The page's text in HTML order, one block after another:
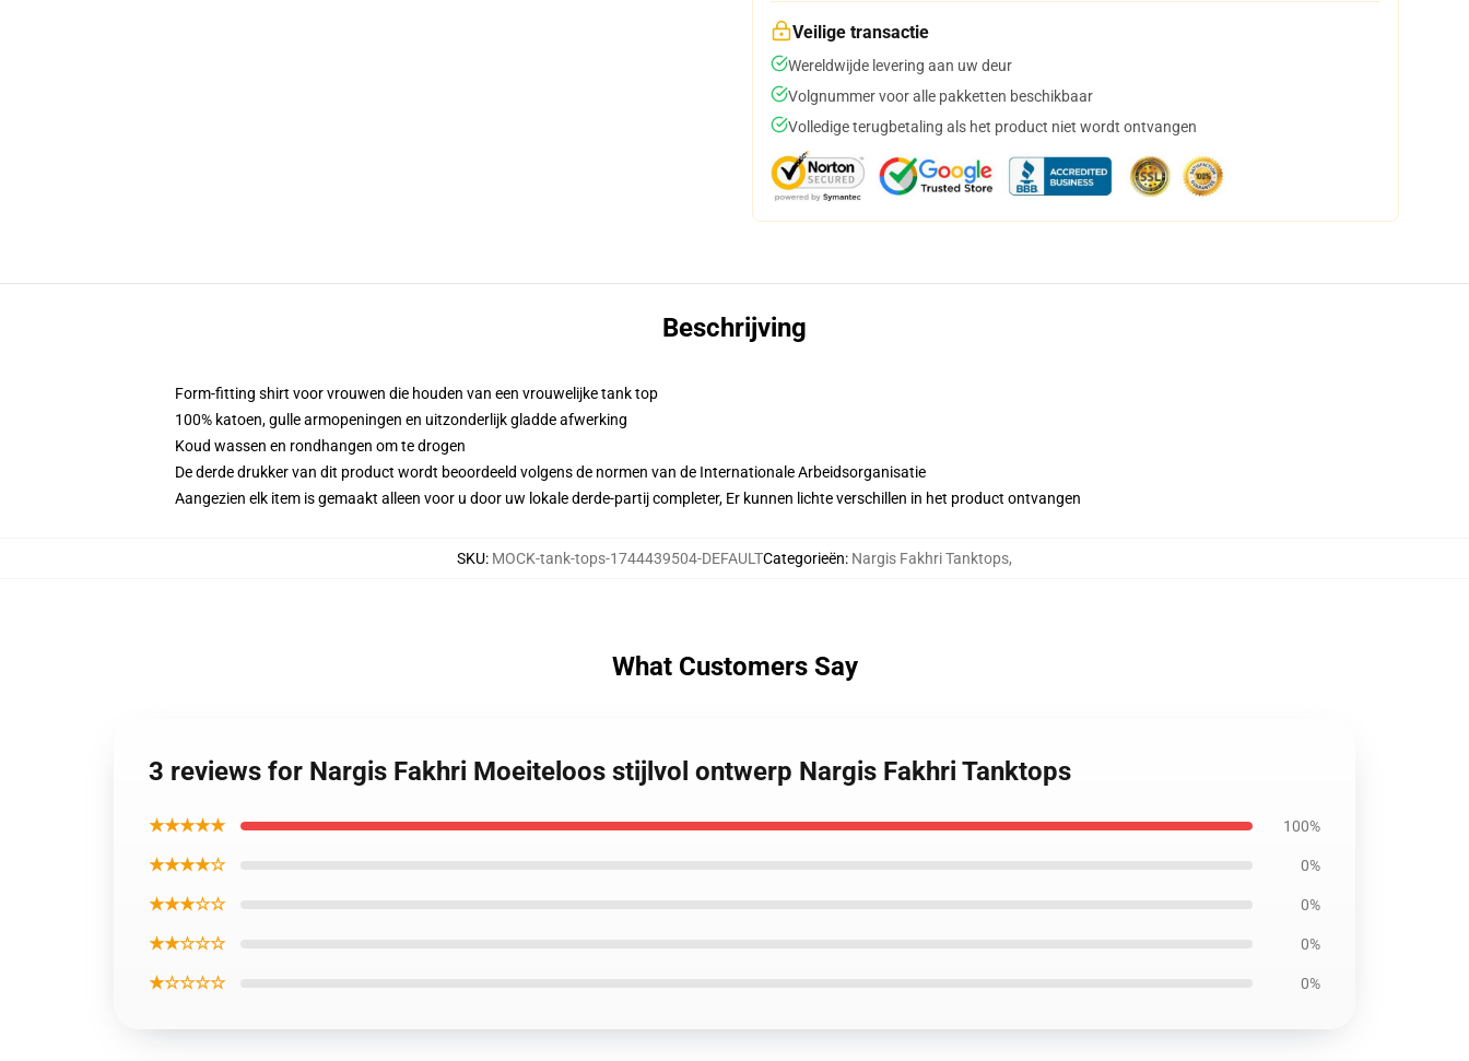
Veilige transactie
Wereldwijde levering aan uw deur
Volgnummer voor alle pakketten beschikbaar
Volledige terugbetaling als het product niet wordt ontvangen
Beschrijving
Form-fitting shirt voor vrouwen die houden van een vrouwelijke tank top
100% katoen, gulle armopeningen en uitzonderlijk gladde afwerking
Koud wassen en rondhangen om te drogen
De derde drukker van dit product wordt beoordeeld volgens de normen van de Internationale Arbeidsorganisatie
Aangezien elk item is gemaakt alleen voor u door uw lokale derde-partij completer, Er kunnen lichte verschillen in het product ontvangen
SKU: MOCK-tank-tops-1744439504-DEFAULTCategorieën: Nargis Fakhri Tanktops,
What Customers Say
3 reviews for Nargis Fakhri Moeiteloos stijlvol ontwerp Nargis Fakhri Tanktops
★★★★★ 100%
★★★★☆ 0%
★★★☆☆ 0%
★★☆☆☆ 0%
★☆☆☆☆ 0%